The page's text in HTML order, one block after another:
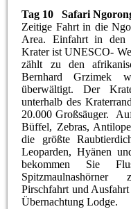
Tag 10 Safari
Zeitige Fahrt in die
Area. Einfahrt in den
Krater ist UNESCO-
zählt zu den
Bernhard Grzimek
überwältigt. Der
unterhalb des
20.000 Großsäuger.
Büffel, Zebras,
die größte
Leoparden, Hyänen
bekommen Sie
Pirschfahrt und
Übernachtung Lodge.